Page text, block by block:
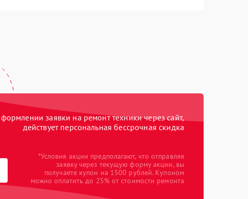
заявки на ремонт техники через сайт,
действует персональная бессрочная скидка
*Условия акции предполагают, что отправляя
заявку через текущую форму акции, вы
получаете купон на 1500 рублей. Купоном
можно оплатить до 25% от стоимости ремонта